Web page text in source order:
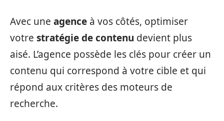
Avec une agence à vos côtés, optimiser
votre stratégie de contenu devient plus
aisé. L’agence possède les clés pour créer un
contenu qui correspond à votre cible et qui
répond aux critères des moteurs de
recherche.